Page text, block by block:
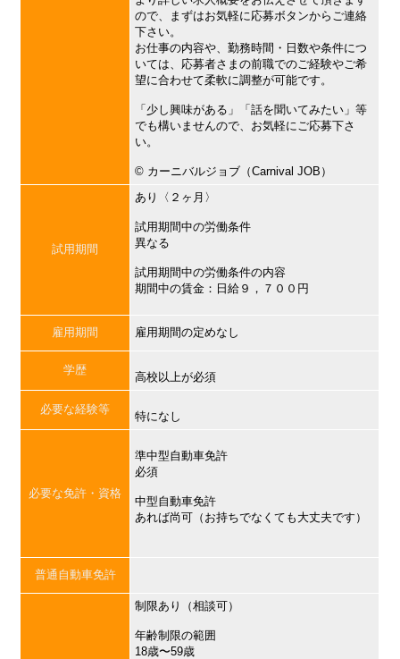
ので、まずはお気軽に応募ボタンからご連絡
下さい。
お仕事の内容や、勤務時間・日数や条件につ
いては、応募者さまの前職でのご経験やご希
望に合わせて柔軟に調整が可能です。
「少し興味がある」「話を聞いてみたい」等
でも構いませんので、お気軽にご応募下さ
い。
©︎ カーニバルジョブ（Carnival JOB）
試用期間
あり〈２ヶ月〉
試用期間中の労働条件
異なる
試用期間中の労働条件の内容
期間中の賃金：日給９，７００円
雇用期間 雇用期間の定めなし
学歴
高校以上が必須
必要な経験等
特になし
必要な免許・資格
準中型自動車免許
必須
中型自動車免許
あれば尚可（お持ちでなくても大丈夫です）
普通自動車免許
制限あり（相談可）
年齢制限の範囲
18歳〜59歳